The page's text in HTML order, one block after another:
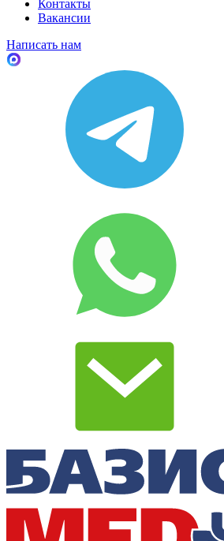
Контакты
Вакансии
Написать нам